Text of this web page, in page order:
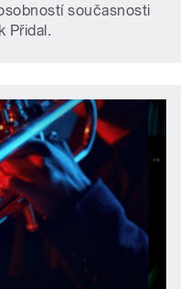
současnosti
Přidal.